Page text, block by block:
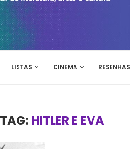
LISTAS CINEMA RESENHAS
TAG: HITLER E EVA